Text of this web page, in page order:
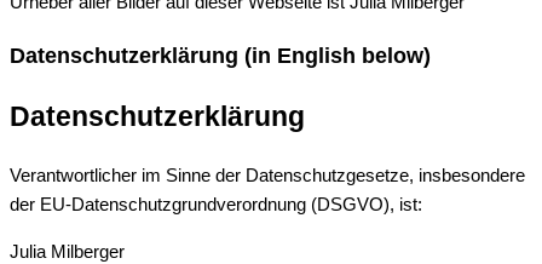
Datenschutzerklärung (in English below)
Datenschutzerklärung
Verantwortlicher im Sinne der Datenschutzgesetze, insbesondere
der EU-Datenschutzgrundverordnung (DSGVO), ist:
Julia Milberger